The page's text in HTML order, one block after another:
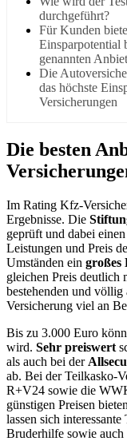
durchgeführt?
Für Kunden
Einsparpotential
genannten
Die
das höchste
Versicherungen
Die besten
Im Rating Kfz-
Ergebnisse. Die
geprüft und dabei
Leistungen und Preis
Umständen ein großes
gleichen Preis deutlich
bestehenden und
Versicherung viel an
Bis zu 3.000 Euro
wird. Sehr preiswert
als auch bei der
ab. Bei der Teilkasko-
R+V24 sowie die
günstigen Preisen
lassen sich
Bruderhilfe sowie